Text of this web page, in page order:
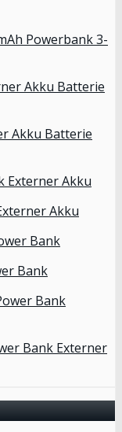
Powerbank 3-
Akku Batterie
Akku
Bank
Bank Externer